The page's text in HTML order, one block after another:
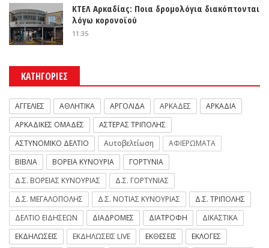
ΚΤΕΛ Αρκαδίας: Ποια δρομολόγια διακόπτονται
λόγω κορονοϊού
11:35
ΚΑΤΗΓΟΡΙΕΣ
ΑΓΓΕΛΙΕΣ ΑΘΛΗΤΙΚΑ ΑΡΓΟΛΙΔΑ ΑΡΚΑΔΕΣ
ΑΡΚΑΔΙΑ
ΑΡΚΑΔΙΚΕΣ ΟΜΑΔΕΣ
ΑΣΤΕΡΑΣ ΤΡΙΠΟΛΗΣ
ΑΣΤΥΝΟΜΙΚΟ ΔΕΛΤΙΟ
Αυτοβελτίωση
ΑΦΙΕΡΩΜΑΤΑ
ΒΙΒΛΙΑ
ΒΟΡΕΙΑ ΚΥΝΟΥΡΙΑ
ΓΟΡΤΥΝΙΑ
Δ.Σ. ΒΟΡΕΙΑΣ ΚΥΝΟΥΡΙΑΣ
Δ.Σ. ΓΟΡΤΥΝΙΑΣ
Δ.Σ. ΜΕΓΑΛΟΠΟΛΗΣ
Δ.Σ. ΝΟΤΙΑΣ ΚΥΝΟΥΡΙΑΣ
Δ.Σ. ΤΡΙΠΟΛΗΣ
ΔΕΛΤΙΟ ΕΙΔΗΣΕΩΝ
ΔΙΑΔΡΟΜΕΣ ΔΙΑΤΡΟΦΗ
ΔΙΚΑΣΤΙΚΑ
ΕΚΔΗΛΩΣΕΙΣ
ΕΚΔΗΛΩΣΕΙΣ LIVE ΕΚΘΕΣΕΙΣ
ΕΚΛΟΓΕΣ